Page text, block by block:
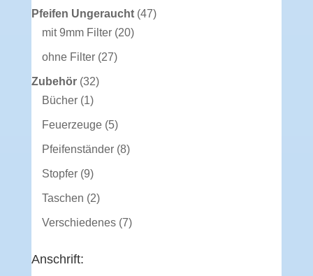
Produkte
Pfeifen Ungeraucht 4747
mit 9mm Filter 2020
ohne Filter 2727
Zubehör 3232
Bücher 11
Produkt
Feuerzeuge 55
Produkte
Pfeifenständer 88
Stopfer 99
Produkte
Taschen 22
Produkte
Verschiedenes 77
Anschrift: